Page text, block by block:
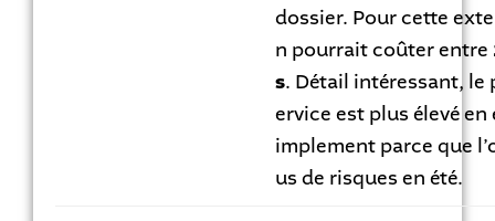
dossier. Pour cette
n pourrait coûter entre
s. Détail intéressant, le
ervice est plus élevé
implement parce que
us de risques en été.